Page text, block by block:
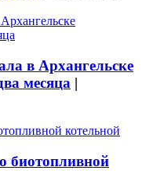
в Архангельске
месяца |
биотопливной